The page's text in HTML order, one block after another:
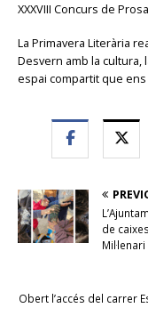
XXXVIII Concurs de
La Primavera Literària
Desvern amb la cultura,
espai compartit que
de
Mil·lenari
Obert l’accés del carrer